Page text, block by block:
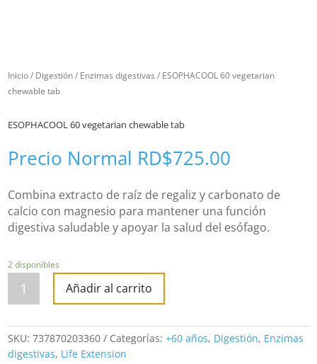
Inicio/ Digestión/ Enzimas digestivas / ESOPHACOOL 60 vegetarian
chewable tab
ESOPHACOOL 60 vegetarian chewable tab
Precio Normal RD$725.00
Combina extracto de raíz de regaliz y carbonato de
calcio con magnesio para mantener una función
digestiva saludable y apoyar la salud del esófago.
2 disponibles
ESOPHACOOL
vegetarian
chewable
Añadir al carrito
SKU:737870203360 Categorías:+60 años, Digestión, Enzimas
digestivas, Life Extension